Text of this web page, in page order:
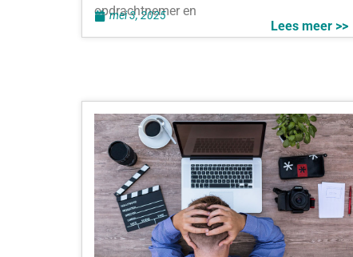
opdrachtnemer en
Lees meer >>
mei 3, 2025